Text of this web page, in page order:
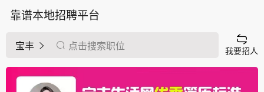
靠谱本地招聘平台
宝丰 点击搜索职位 我要招人